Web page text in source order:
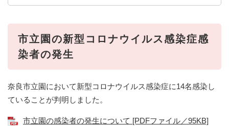
市立園の新型コロナウイルス感染症感
染者の発生
奈良市立園において新型コロナウイルス感染症に14名感染し
ていることが判明しました。
市立園の感染者の発生について [PDFファイル／95KB]